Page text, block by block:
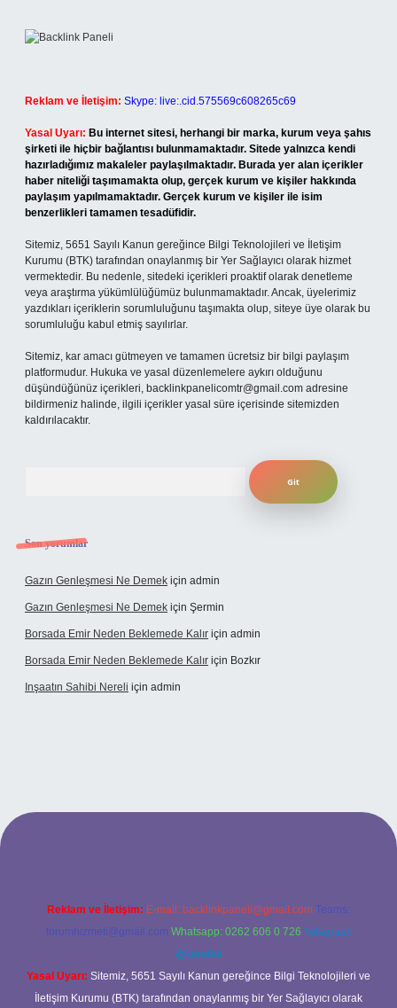
Reklam ve İletişim: Skype: live:.cid.575569c608265c69
Yasal Uyarı: Bu internet sitesi, herhangi bir marka, kurum veya şahıs
şirketi ile hiçbir bağlantısı bulunmamaktadır. Sitede yalnızca kendi
hazırladığımız makaleler paylaşılmaktadır. Burada yer alan içerikler
haber niteliği taşımamakta olup, gerçek kurum ve kişiler hakkında
paylaşım yapılmamaktadır. Gerçek kurum ve kişiler ile isim
benzerlikleri tamamen tesadüfidir.
Sitemiz, 5651 Sayılı Kanun gereğince Bilgi Teknolojileri ve İletişim
Kurumu (BTK) tarafından onaylanmış bir Yer Sağlayıcı olarak hizmet
vermektedir. Bu nedenle, sitedeki içerikleri proaktif olarak denetleme
veya araştırma yükümlülüğümüz bulunmamaktadır. Ancak, üyelerimiz
yazdıkları içeriklerin sorumluluğunu taşımakta olup, siteye üye olarak bu
sorumluluğu kabul etmiş sayılırlar.
Sitemiz, kar amacı gütmeyen ve tamamen ücretsiz bir bilgi paylaşım
platformudur. Hukuka ve yasal düzenlemelere aykırı olduğunu
düşündüğünüz içerikleri, backlinkpanelicomtr@gmail.com adresine
bildirmeniz halinde, ilgili içerikler yasal süre içerisinde sitemizden
kaldırılacaktır.
Son yorumlar
Gazın Genleşmesi Ne Demek için admin
Gazın Genleşmesi Ne Demek için Şermin
Borsada Emir Neden Beklemede Kalır için admin
Borsada Emir Neden Beklemede Kalır için Bozkır
Inşaatın Sahibi Nereli için admin
Reklam ve İletişim: E-mail: backlinkpaneli@gmail.com Teams:
forumhizmeti@gmail.com Whatsapp: 0262 606 0 726 Telegram:
@karabul
Yasal Uyarı: Sitemiz, 5651 Sayılı Kanun gereğince Bilgi Teknolojileri ve
İletişim Kurumu (BTK) tarafından onaylanmış bir Yer Sağlayıcı olarak